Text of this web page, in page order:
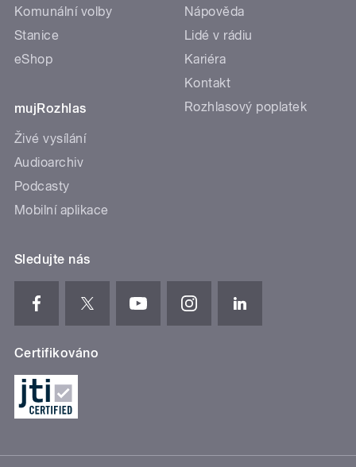
Komunální volby
Stanice
eShop
mujRozhlas
Živé vysílání
Audioarchiv
Podcasty
Mobilní aplikace
Nápověda
Lidé v rádiu
Kariéra
Kontakt
Rozhlasový poplatek
Sledujte nás
Certifikováno